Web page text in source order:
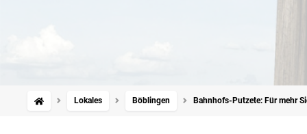
Lokales Böblingen Bahnhofs-Putzete: Für mehr